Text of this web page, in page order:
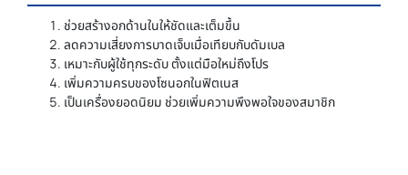
ช่วยสร้างอกด้านในให้ชัดและเต็มขึ้น
ลดความเสี่ยงการบาดเจ็บเมื่อเทียบกับดัมเบล
เหมาะกับผู้ใช้ทุกระดับ ตั้งแต่มือใหม่ถึงโปร
เพิ่มความครบของโซนอกในฟิตเนส
เป็นเครื่องยอดนิยม ช่วยเพิ่มความพึงพอใจของสมาชิก